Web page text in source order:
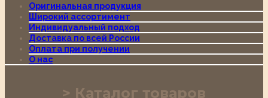
Оригинальная продукция
Широкий ассортимент
Индивидуальный подход
Доставка по всей России
Оплата при получении
О нас
Каталог товаров